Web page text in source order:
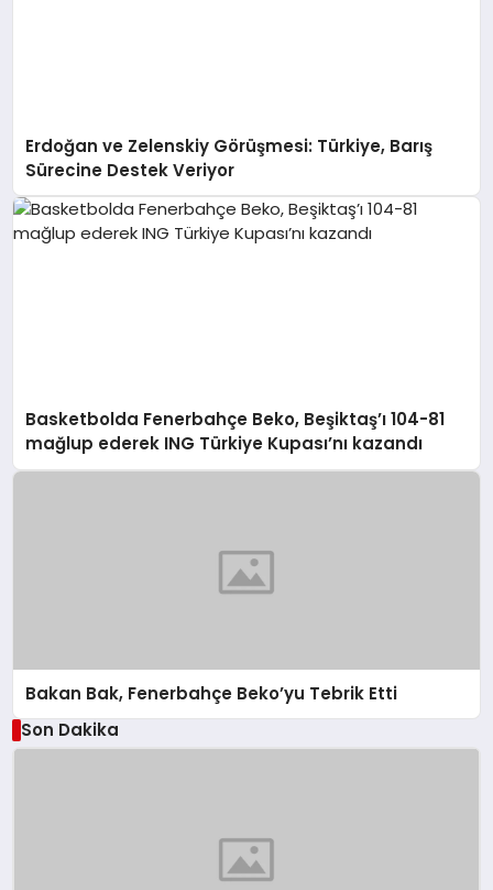
Erdoğan ve Zelenskiy Görüşmesi: Türkiye, Barış
Sürecine Destek Veriyor
Basketbolda Fenerbahçe Beko, Beşiktaş’ı 104-81
mağlup ederek ING Türkiye Kupası’nı kazandı
Bakan Bak, Fenerbahçe Beko’yu Tebrik Etti
Son Dakika